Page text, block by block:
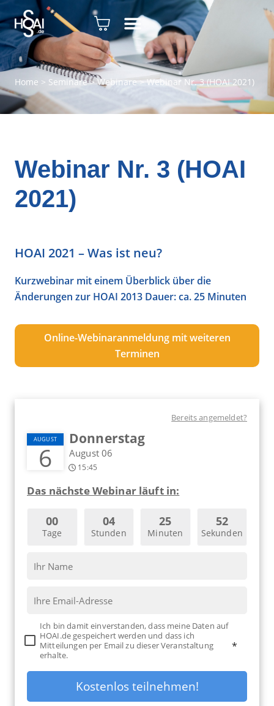
Home > Seminare>Webinare >Webinar Nr. 3 (HOAI 2021)
Webinar Nr. 3 (HOAI
2021)
HOAI 2021 – Was ist neu?
Kurzwebinar mit einem Überblick über die
Änderungen zur HOAI 2013 Dauer: ca. 25 Minuten
Online-Webinaranmeldung mit weiteren
Terminen
Bereits angemeldet?
AUGUST
6
Donnerstag
August 06
15:45
Das nächste Webinar läuft in:
00
Tage
04
Stunden
25
Minuten
52
Sekunden
Ich bin damit einverstanden, dass meine Daten auf
HOAI.de gespeichert werden und dass ich
Mitteilungen per Email zu dieser Veranstaltung
erhalte.
*
Kostenlos teilnehmen!